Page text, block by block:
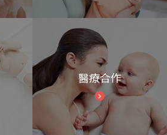
醫療合作